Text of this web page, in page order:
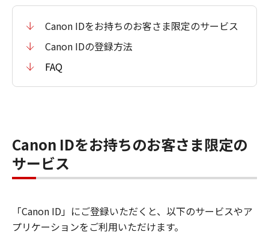
Canon IDをお持ちのお客さま限定のサービス
Canon IDの登録方法
FAQ
Canon IDをお持ちのお客さま限定の
サービス
「Canon ID」にご登録いただくと、以下のサービスやア
プリケーションをご利用いただけます。